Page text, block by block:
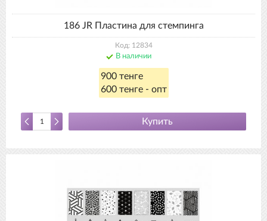
186 JR Пластина для стемпинга
Код: 12834
В наличии
900 тенге
600 тенге - опт
Купить